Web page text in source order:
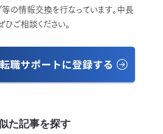
の情報交換を行なっています。中長
ひご相談ください。
た記事を探す